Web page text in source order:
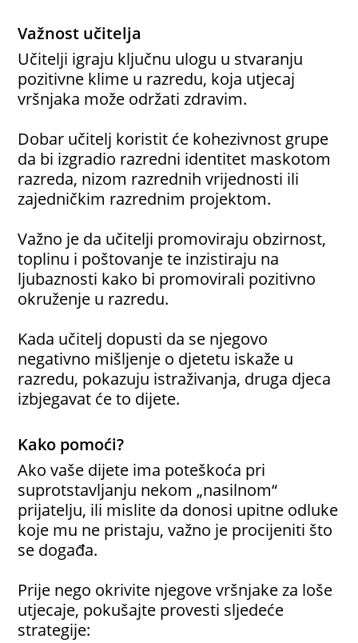
Važnost učitelja
Učitelji igraju ključnu ulogu u stvaranju
pozitivne klime u razredu, koja utjecaj
vršnjaka može održati zdravim.
Dobar učitelj koristit će kohezivnost grupe
da bi izgradio razredni identitet maskotom
razreda, nizom razrednih vrijednosti ili
zajedničkim razrednim projektom.
Važno je da učitelji promoviraju obzirnost,
toplinu i poštovanje te inzistiraju na
ljubaznosti kako bi promovirali pozitivno
okruženje u razredu.
Kada učitelj dopusti da se njegovo
negativno mišljenje o djetetu iskaže u
razredu, pokazuju istraživanja, druga djeca
izbjegavat će to dijete.
Kako pomoći?
Ako vaše dijete ima poteškoća pri
suprotstavljanju nekom „nasilnom“
prijatelju, ili mislite da donosi upitne odluke
koje mu ne pristaju, važno je procijeniti što
se događa.
Prije nego okrivite njegove vršnjake za loše
utjecaje, pokušajte provesti sljedeće
strategije: